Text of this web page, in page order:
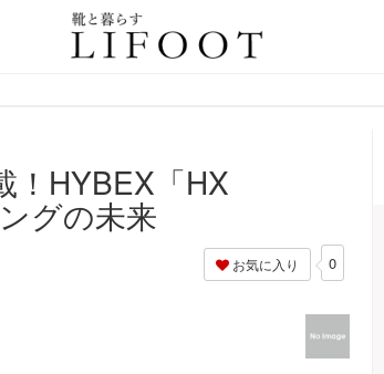
HYBEX「HX
グの未来
お気に入り 0